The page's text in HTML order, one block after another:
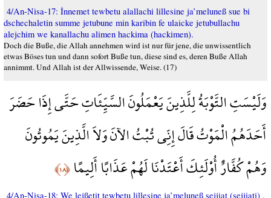
4/An-Nisa-17: İnnemet tewbetu alallachi lillesine ja’meluneß sue bi
dschechaletin summe jetubune min karibin fe ulaicke jetubullachu
alejchim we kanallachu alimen hackima (hackimen).
Doch die Buße, die Allah annehmen wird ist nur für jene, die unwissentlich
etwas Böses tun und dann sofort Buße tun, diese sind es, deren Buße Allah
annimmt. Und Allah ist der Allwissende, Weise. (17)
وَلَيْسَتِ التَّوْبَةُ لِلَّذِينَ يَعْمَلُونَ السَّيِّئَاتِ حَتَّى إِذَا حَضَرَ
أَحَدَهُمُ الْمَوْتُ قَالَ إِنِّي تُبْتُ الآنَ وَلاَ الَّذِينَ يَمُوتُونَ
وَهُمْ كُفَّارٌ أُوْلَئِكَ أَعْتَدْنَا لَهُمْ عَذَابًا أَلِيمًا﴿١٨﴾
4/An-Nisa-18: We lejßetit tewbetu lillesine ja’meluneß sejjiat (sejjiati) ,